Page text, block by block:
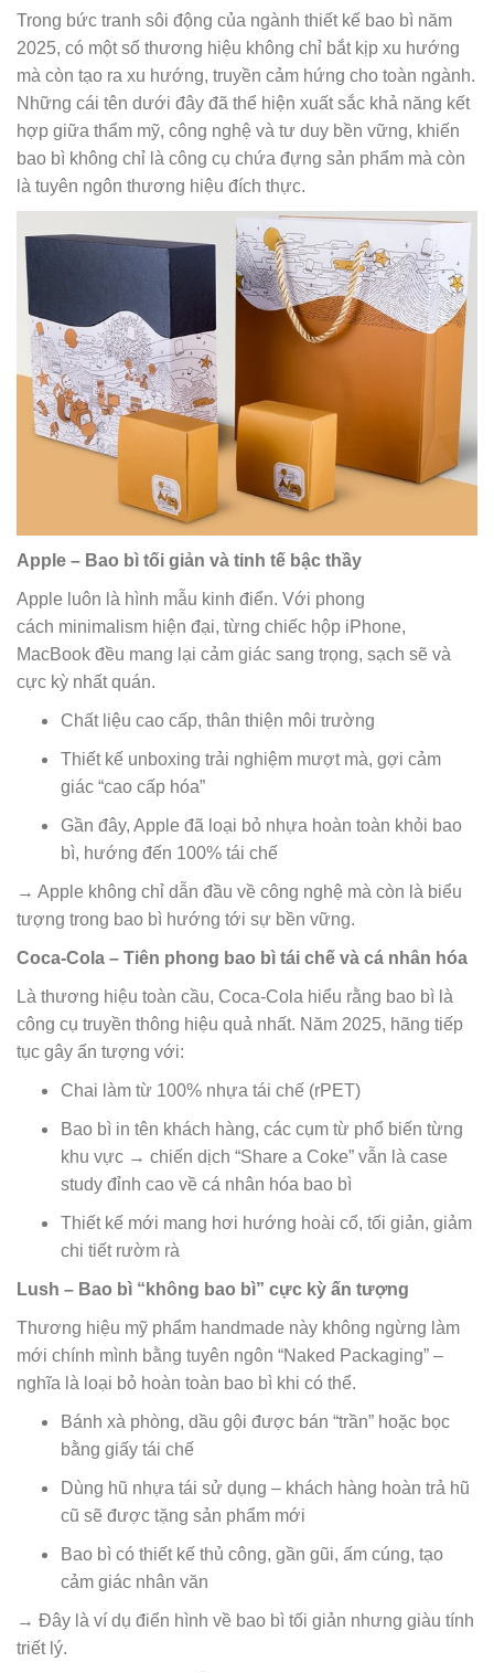
Trong bức tranh sôi động của ngành thiết kế bao bì năm
2025, có một số thương hiệu không chỉ bắt kịp xu hướng
mà còn tạo ra xu hướng, truyền cảm hứng cho toàn ngành.
Những cái tên dưới đây đã thể hiện xuất sắc khả năng kết
hợp giữa thẩm mỹ, công nghệ và tư duy bền vững, khiến
bao bì không chỉ là công cụ chứa đựng sản phẩm mà còn
là tuyên ngôn thương hiệu đích thực.
Apple – Bao bì tối giản và tinh tế bậc thầy
Apple luôn là hình mẫu kinh điển. Với phong
cách minimalism hiện đại, từng chiếc hộp iPhone,
MacBook đều mang lại cảm giác sang trọng, sạch sẽ và
cực kỳ nhất quán.
Chất liệu cao cấp, thân thiện môi trường
Thiết kế unboxing trải nghiệm mượt mà, gợi cảm
giác “cao cấp hóa”
Gần đây, Apple đã loại bỏ nhựa hoàn toàn khỏi bao
bì, hướng đến 100% tái chế
→ Apple không chỉ dẫn đầu về công nghệ mà còn là biểu
tượng trong bao bì hướng tới sự bền vững.
Coca-Cola – Tiên phong bao bì tái chế và cá nhân hóa
Là thương hiệu toàn cầu, Coca-Cola hiểu rằng bao bì là
công cụ truyền thông hiệu quả nhất. Năm 2025, hãng tiếp
tục gây ấn tượng với:
Chai làm từ 100% nhựa tái chế (rPET)
Bao bì in tên khách hàng, các cụm từ phổ biến từng
khu vực → chiến dịch “Share a Coke” vẫn là case
study đỉnh cao về cá nhân hóa bao bì
Thiết kế mới mang hơi hướng hoài cổ, tối giản, giảm
chi tiết rườm rà
Lush – Bao bì “không bao bì” cực kỳ ấn tượng
Thương hiệu mỹ phẩm handmade này không ngừng làm
mới chính mình bằng tuyên ngôn “Naked Packaging” –
nghĩa là loại bỏ hoàn toàn bao bì khi có thể.
Bánh xà phòng, dầu gội được bán “trần” hoặc bọc
bằng giấy tái chế
Dùng hũ nhựa tái sử dụng – khách hàng hoàn trả hũ
cũ sẽ được tặng sản phẩm mới
Bao bì có thiết kế thủ công, gần gũi, ấm cúng, tạo
cảm giác nhân văn
→ Đây là ví dụ điển hình về bao bì tối giản nhưng giàu tính
triết lý.